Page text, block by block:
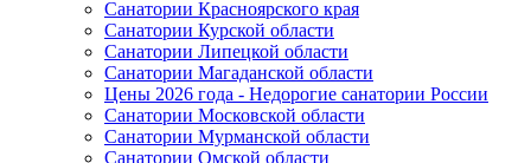
Санатории Красноярского края
Санатории Курской области
Санатории Липецкой области
Санатории Магаданской области
Цены 2026 года - Недорогие санатории России
Санатории Московской области
Санатории Мурманской области
Санатории Омской области